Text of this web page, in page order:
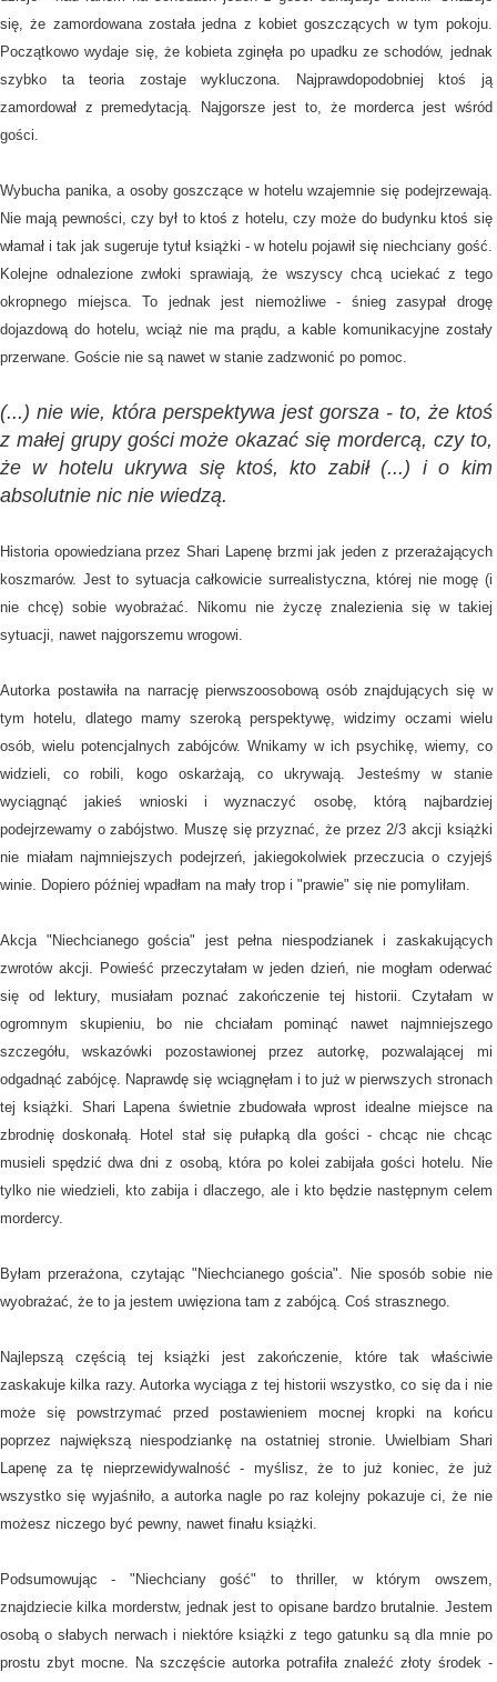
się, że zamordowana została jedna z kobiet goszczących w tym pokoju.
Początkowo wydaje się, że kobieta zginęła po upadku ze schodów, jednak
szybko ta teoria zostaje wykluczona. Najprawdopodobniej ktoś ją
zamordował z premedytacją. Najgorsze jest to, że morderca jest wśród
gości.
Wybucha panika, a osoby goszczące w hotelu wzajemnie się podejrzewają.
Nie mają pewności, czy był to ktoś z hotelu, czy może do budynku ktoś się
włamał i tak jak sugeruje tytuł książki - w hotelu pojawił się niechciany gość.
Kolejne odnalezione zwłoki sprawiają, że wszyscy chcą uciekać z tego
okropnego miejsca. To jednak jest niemożliwe - śnieg zasypał drogę
dojazdową do hotelu, wciąż nie ma prądu, a kable komunikacyjne zostały
przerwane. Goście nie są nawet w stanie zadzwonić po pomoc.
(...) nie wie, która perspektywa jest gorsza - to, że ktoś
z małej grupy gości może okazać się mordercą, czy to,
że w hotelu ukrywa się ktoś, kto zabił (...) i o kim
absolutnie nic nie wiedzą.
Historia opowiedziana przez Shari Lapenę brzmi jak jeden z przerażających
koszmarów. Jest to sytuacja całkowicie surrealistyczna, której nie mogę (i
nie chcę) sobie wyobrażać. Nikomu nie życzę znalezienia się w takiej
sytuacji, nawet najgorszemu wrogowi.
Autorka postawiła na narrację pierwszoosobową osób znajdujących się w
tym hotelu, dlatego mamy szeroką perspektywę, widzimy oczami wielu
osób, wielu potencjalnych zabójców. Wnikamy w ich psychikę, wiemy, co
widzieli, co robili, kogo oskarżają, co ukrywają. Jesteśmy w stanie
wyciągnąć jakieś wnioski i wyznaczyć osobę, którą najbardziej
podejrzewamy o zabójstwo. Muszę się przyznać, że przez 2/3 akcji książki
nie miałam najmniejszych podejrzeń, jakiegokolwiek przeczucia o czyjejś
winie. Dopiero później wpadłam na mały trop i "prawie" się nie pomyliłam.
Akcja "Niechcianego gościa" jest pełna niespodzianek i zaskakujących
zwrotów akcji. Powieść przeczytałam w jeden dzień, nie mogłam oderwać
się od lektury, musiałam poznać zakończenie tej historii. Czytałam w
ogromnym skupieniu, bo nie chciałam pominąć nawet najmniejszego
szczegółu, wskazówki pozostawionej przez autorkę, pozwalającej mi
odgadnąć zabójcę. Naprawdę się wciągnęłam i to już w pierwszych stronach
tej książki. Shari Lapena świetnie zbudowała wprost idealne miejsce na
zbrodnię doskonałą. Hotel stał się pułapką dla gości - chcąc nie chcąc
musieli spędzić dwa dni z osobą, która po kolei zabijała gości hotelu. Nie
tylko nie wiedzieli, kto zabija i dlaczego, ale i kto będzie następnym celem
mordercy.
Byłam przerażona, czytając "Niechcianego gościa". Nie sposób sobie nie
wyobrażać, że to ja jestem uwięziona tam z zabójcą. Coś strasznego.
Najlepszą częścią tej książki jest zakończenie, które tak właściwie
zaskakuje kilka razy. Autorka wyciąga z tej historii wszystko, co się da i nie
może się powstrzymać przed postawieniem mocnej kropki na końcu
poprzez największą niespodziankę na ostatniej stronie. Uwielbiam Shari
Lapenę za tę nieprzewidywalność - myślisz, że to już koniec, że już
wszystko się wyjaśniło, a autorka nagle po raz kolejny pokazuje ci, że nie
możesz niczego być pewny, nawet finału książki.
Podsumowując - "Niechciany gość" to thriller, w którym owszem,
znajdziecie kilka morderstw, jednak jest to opisane bardzo brutalnie. Jestem
osobą o słabych nerwach i niektóre książki z tego gatunku są dla mnie po
prostu zbyt mocne. Na szczęście autorka potrafiła znaleźć złoty środek -